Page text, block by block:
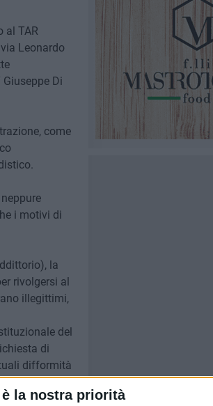
la nostra priorità
al TAR
Leonardo
Di
come
i motivi di
la
rivolgersi al
illegittimi,
del
di
difformità
nei